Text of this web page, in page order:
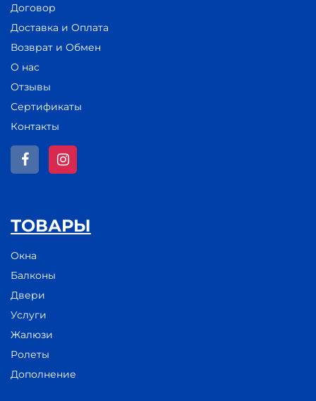
Договор
Доставка и Оплата
Возврат и Обмен
О нас
Отзывы
Сертификаты
Контакты
ТОВАРЫ
Окна
Балконы
Двери
Услуги
Жалюзи
Ролеты
Дополнение